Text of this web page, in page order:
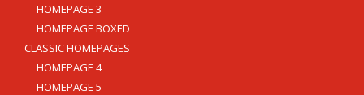
Ceilândia
QNN 30 Área Especial F
Fone: (61) 3035-6666
HOMEPAGE 3
HOMEPAGE BOXED
CLASSIC HOMEPAGES
HOMEPAGE 4
HOMEPAGE 5